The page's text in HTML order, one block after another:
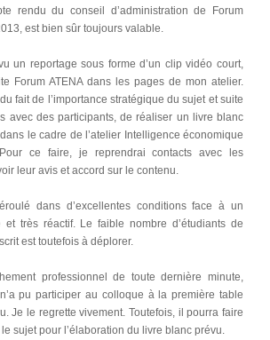
rendu du conseil d’administration de Forum
est bien sûr toujours valable.
un reportage sous forme d’un clip vidéo court,
Forum ATENA dans les pages de mon atelier.
fait de l’importance stratégique du sujet et suite
avec des participants, de réaliser un livre blanc
le cadre de l’atelier Intelligence économique
ce faire, je reprendrai contacts avec les
leur avis et accord sur le contenu.
dans d’excellentes conditions face à un
et très réactif. Le faible nombre d’étudiants de
est toutefois à déplorer.
professionnel de toute dernière minute,
pu participer au colloque à la première table
Je le regrette vivement. Toutefois, il pourra faire
sujet pour l’élaboration du livre blanc prévu.